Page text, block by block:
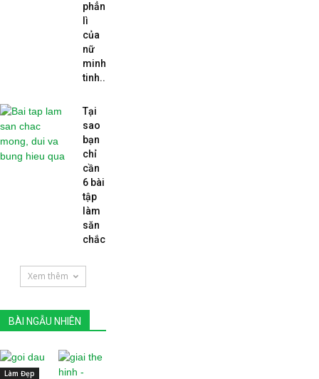
phẳng
lì
của
nữ
minh
tinh...
Tại
sao
bạn
chỉ
cần
6 bài
tập
làm
săn
chắc...
Xem thêm
BÀI NGẪU NHIÊN
Làm Đẹp